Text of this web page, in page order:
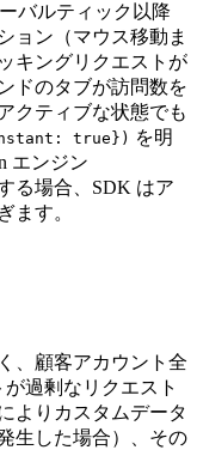
バルティック以降
ョン（マウス移動ま
キングリクエストが
ドのタブが訪問数を
クティブな状態でも
true}) を明
エンジン
る場合、SDK はア
ます。
、顧客アカウント全
過剰なリクエスト
よりカスタムデータ
生した場合）、その